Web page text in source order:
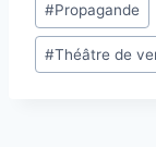
la
publication :
#Propagande
#Théâtre de